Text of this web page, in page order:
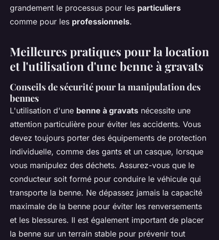
grandement le processus pour les particuliers
comme pour les professionnels.
Meilleures pratiques pour la location
et l'utilisation d'une benne à gravats
Conseils de sécurité pour la manipulation des
bennes
L'utilisation d'une benne à gravats nécessite une
attention particulière pour éviter les accidents. Vous
devez toujours porter des équipements de protection
individuelle, comme des gants et un casque, lorsque
vous manipulez des déchets. Assurez-vous que le
conducteur soit formé pour conduire le véhicule qui
transporte la benne. Ne dépassez jamais la capacité
maximale de la benne pour éviter les renversements
et les blessures. Il est également important de placer
la benne sur un terrain stable pour prévenir tout